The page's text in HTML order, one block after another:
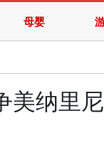
母婴
美纳里